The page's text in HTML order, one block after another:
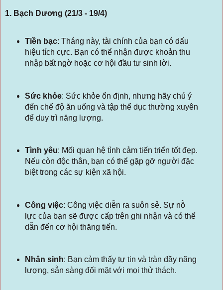
1. Bạch Dương (21/3 - 19/4)
Tiền bạc: Tháng này, tài chính của bạn có dấu
hiệu tích cực. Bạn có thể nhận được khoản thu
nhập bất ngờ hoặc cơ hội đầu tư sinh lời.
Sức khỏe: Sức khỏe ổn định, nhưng hãy chú ý
đến chế độ ăn uống và tập thể dục thường xuyên
để duy trì năng lượng.
Tình yêu: Mối quan hệ tình cảm tiến triển tốt đẹp.
Nếu còn độc thân, bạn có thể gặp gỡ người đặc
biệt trong các sự kiện xã hội.
Công việc: Công việc diễn ra suôn sẻ. Sự nỗ
lực của bạn sẽ được cấp trên ghi nhận và có thể
dẫn đến cơ hội thăng tiến.
Nhân sinh: Bạn cảm thấy tự tin và tràn đầy năng
lượng, sẵn sàng đối mặt với mọi thử thách.